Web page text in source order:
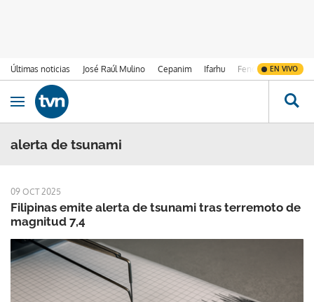
Últimas noticias José Raúl Mulino Cepanim Ifarhu Fenómeno de El
EN VIVO
Ir al contenido
Obrir navegació
alerta de tsunami
09 OCT 2025
Filipinas emite alerta de tsunami tras terremoto de
magnitud 7,4